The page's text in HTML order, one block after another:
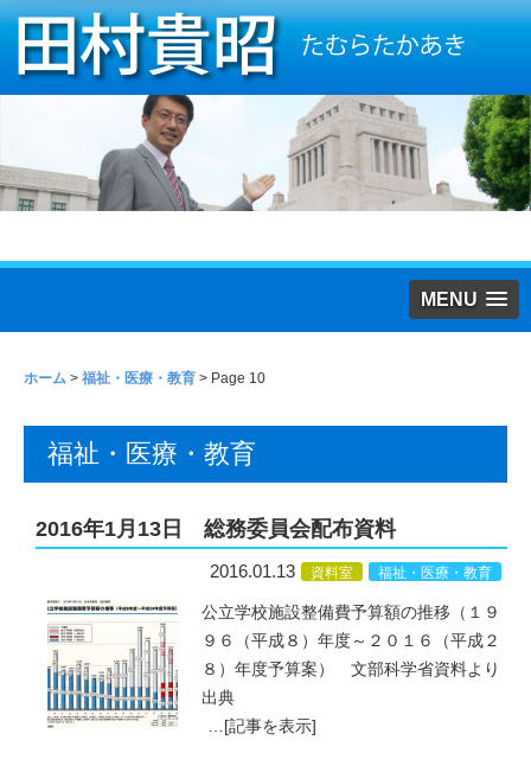
MENU
ホーム > 福祉・医療・教育 > Page 10
福祉・医療・教育
2016年1月13日 総務委員会配布資料
2016.01.13 資料室 福祉・医療・教育
公立学校施設整備費予算額の推移（１９
９６（平成８）年度～２０１６（平成２
８）年度予算案） 文部科学省資料より
出典
… [記事を表示]